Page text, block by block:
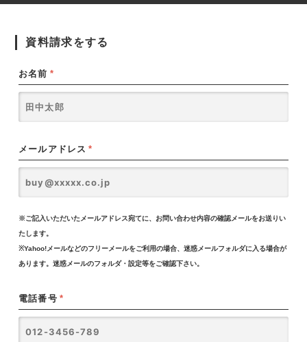
資料請求をする
お名前 *
メールアドレス *
※ご記入いただいたメールアドレス宛てに、お問い合わせ内容の確認メールをお送りい
たします。
※Yahoo!メールなどのフリーメールをご利用の場合、迷惑メールフォルダに入る場合が
あります。迷惑メールのフォルダ・設定等をご確認下さい。
電話番号 *